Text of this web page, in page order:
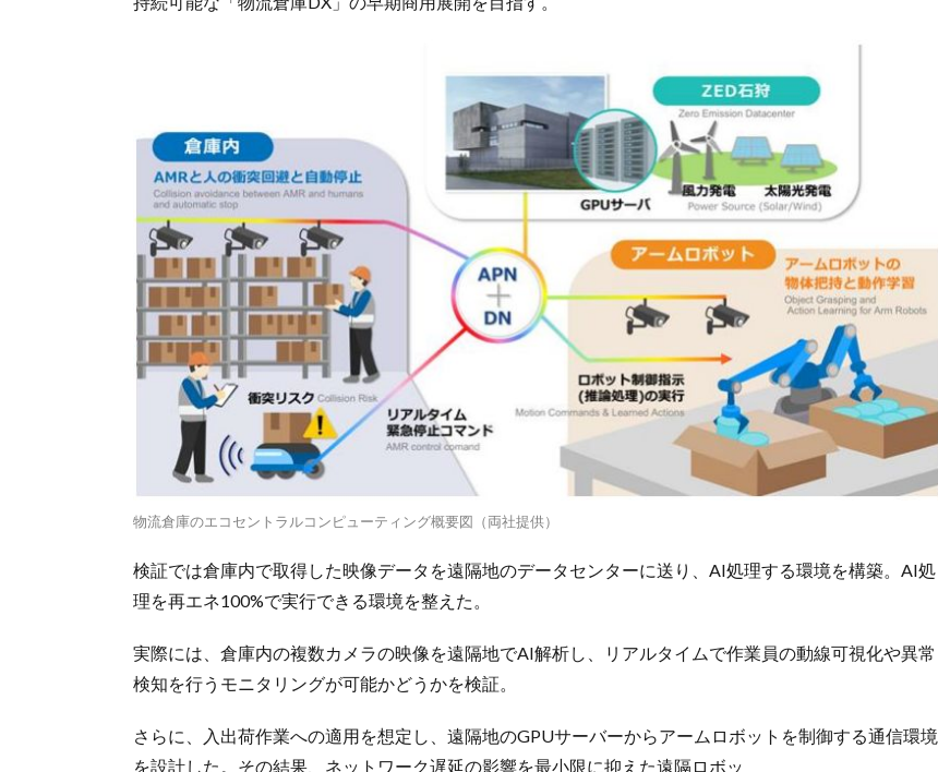
物流倉庫のエコセントラルコンピューティング概要図（両社提供）
検証では倉庫内で取得した映像データを遠隔地のデータセンターに送り、AI処理する環境を構築。AI処
理を再エネ100%で実行できる環境を整えた。
実際には、倉庫内の複数カメラの映像を遠隔地でAI解析し、リアルタイムで作業員の動線可視化や異常
検知を行うモニタリングが可能かどうかを検証。
さらに、入出荷作業への適用を想定し、遠隔地のGPUサーバーからアームロボットを制御する通信環境
を設計した。その結果、ネットワーク遅延の影響を最小限に抑えた遠隔ロボッ